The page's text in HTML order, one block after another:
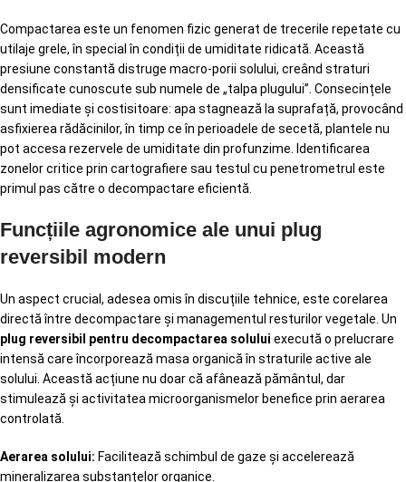
Compactarea este un fenomen fizic generat de trecerile repetate cu
utilaje grele, în special în condiții de umiditate ridicată. Această
presiune constantă distruge macro-porii solului, creând straturi
densificate cunoscute sub numele de „talpa plugului”. Consecințele
sunt imediate și costisitoare: apa stagnează la suprafață, provocând
asfixierea rădăcinilor, în timp ce în perioadele de secetă, plantele nu
pot accesa rezervele de umiditate din profunzime. Identificarea
zonelor critice prin cartografiere sau testul cu penetrometrul este
primul pas către o decompactare eficientă.
Funcțiile agronomice ale unui plug
reversibil modern
Un aspect crucial, adesea omis în discuțiile tehnice, este corelarea
directă între decompactare și managementul resturilor vegetale. Un
plug reversibil pentru decompactarea solului execută o prelucrare
intensă care încorporează masa organică în straturile active ale
solului. Această acțiune nu doar că afânează pământul, dar
stimulează și activitatea microorganismelor benefice prin aerarea
controlată.
Aerarea solului: Facilitează schimbul de gaze și accelerează
mineralizarea substanțelor organice.